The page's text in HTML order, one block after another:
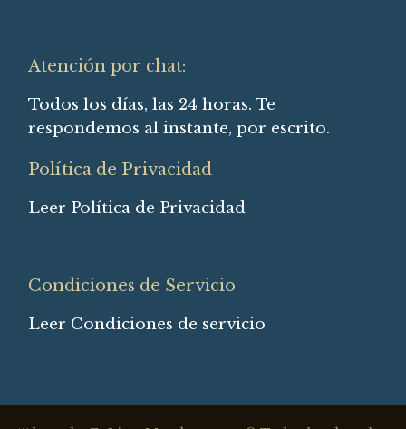
Atención por chat:
Todos los días, las 24 horas. Te
respondemos al instante, por escrito.
Política de Privacidad
Leer Política de Privacidad
Condiciones de Servicio
Leer Condiciones de servicio